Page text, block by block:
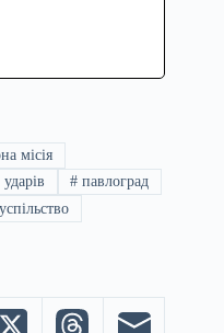
місія
# павлоград